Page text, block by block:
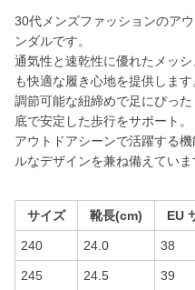
30代メンズファッションのア
ンダルです。
通気性と速乾性に優れたメッ
も快適な履き心地を提供します
調節可能な紐締めで足にぴっ
底で安定した歩行をサポート。
アウトドアシーンで活躍する
ルなデザインを兼ね備えていま
サイズ 靴長(cm) EU
240 24.0 38
245 24.5 39